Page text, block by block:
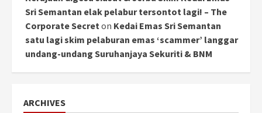
Sri Semantan elak pelabur tersontot lagi! – The
Corporate Secreton Kedai Emas Sri Semantan
satu lagi skim pelaburan emas ‘scammer’ langgar
undang-undang Suruhanjaya Sekuriti & BNM
ARCHIVES